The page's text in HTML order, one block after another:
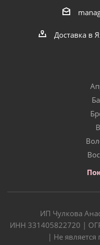
Доставка в
ИП Чулкова
ИНН 331405822720 |
| Не